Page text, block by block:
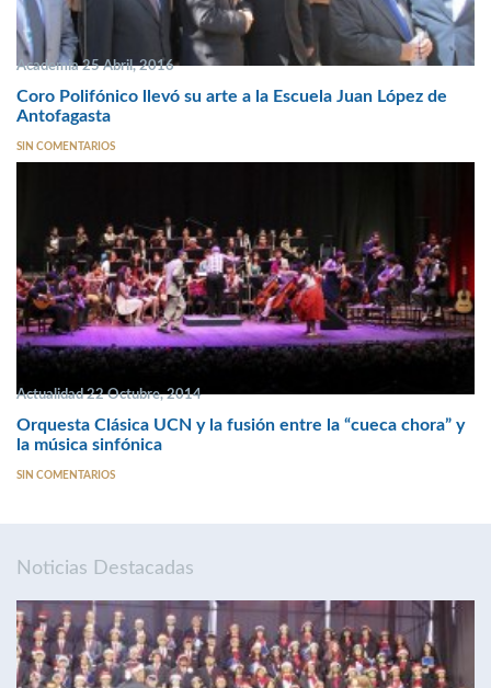
Academia 25 Abril, 2016
Coro Polifónico llevó su arte a la Escuela Juan López de
Antofagasta
SIN COMENTARIOS
Actualidad 22 Octubre, 2014
Orquesta Clásica UCN y la fusión entre la “cueca chora” y
la música sinfónica
SIN COMENTARIOS
Noticias Destacadas